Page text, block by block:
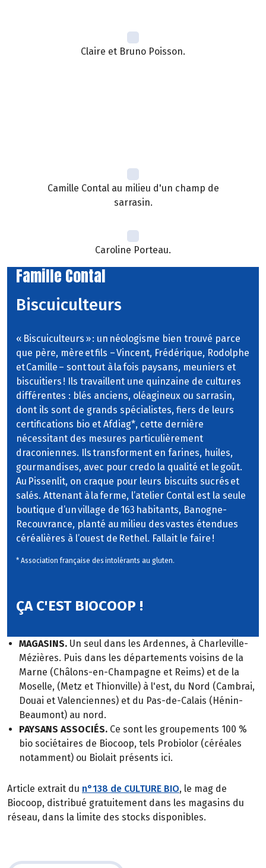
Claire et Bruno Poisson.
Camille Contal au milieu d'un champ de
sarrasin.
Caroline Porteau.
Famille Contal
Biscuiculteurs
« Biscuiculteurs » : un néologisme bien trouvé parce
que père, mère et fils – Vincent, Frédérique, Rodolphe
et Camille – sont tout à la fois paysans, meuniers et
biscuitiers ! Ils travaillent une quinzaine de cultures
différentes : blés anciens, oléagineux ou sarrasin,
dont ils sont de grands spécialistes, fiers de leurs
certifications bio et Afdiag*, cette dernière
nécessitant des mesures particulièrement
draconiennes. Ils transforment en farines, huiles,
gourmandises, avec pour credo la qualité et le goût.
Au Pissenlit, on craque pour leurs biscuits sucrés et
salés. Attenant à la ferme, l’atelier Contal est la seule
boutique d’un village de 163 habitants, Banogne-
Recouvrance, planté au milieu des vastes étendues
céréalières à l’ouest de Rethel. Fallait le faire !
* Association française des intolérants au gluten.
ÇA C'EST BIOCOOP !
MAGASINS. Un seul dans les Ardennes, à Charleville-
Mézières. Puis dans les départements voisins de la
Marne (Châlons-en-Champagne et Reims) et de la
Moselle, (Metz et Thionville) à l'est, du Nord (Cambrai,
Douai et Valenciennes) et du Pas-de-Calais (Hénin-
Beaumont) au nord.
PAYSANS ASSOCIÉS. Ce sont les groupements 100 %
bio sociétaires de Biocoop, tels Probiolor (céréales
notamment) ou Biolait présents ici.
Article extrait du n°138 de CULTURE BIO, le mag de
Biocoop, distribué gratuitement dans les magasins du
réseau, dans la limite des stocks disponibles.